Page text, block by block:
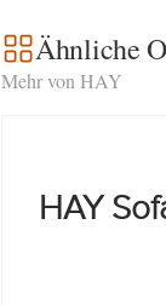
Ähnliche
Mehr von HAY
HAY